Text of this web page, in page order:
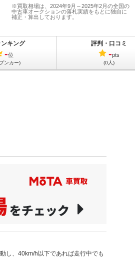
※買取相場は、2024年9月～2025年2月の全国の
中古車オークションの落札実績をもとに独自に
補正・算出しております。
ンキング
-位
ンカー)
評判・口コミ
-pts
(0人)
し、40km/h以下であれば走行中でも